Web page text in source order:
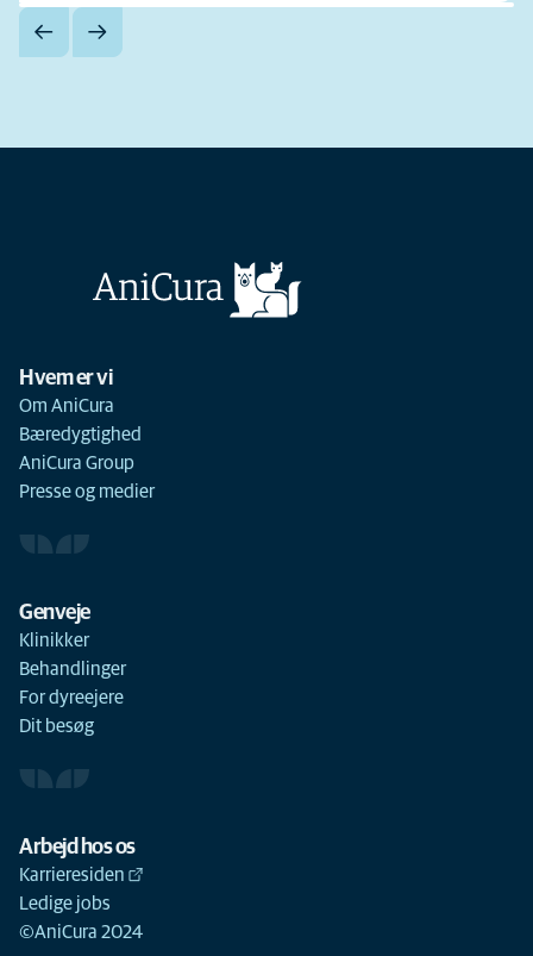
Hvem er vi
Om AniCura
Bæredygtighed
AniCura Group
Presse og medier
Genveje
Klinikker
Behandlinger
For dyreejere
Dit besøg
Arbejd hos os
Karrieresiden
Ledige jobs
©AniCura 2024